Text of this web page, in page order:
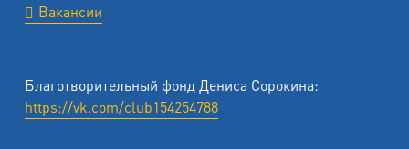
Вакансии
Благотворительный фонд Дениса Сорокина:
https://vk.com/club154254788